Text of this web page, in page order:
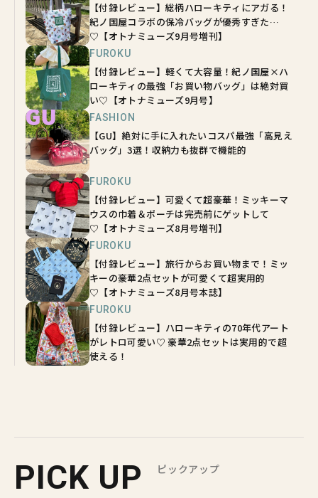
【付録レビュー】総柄ハローキティにアガる！
紀ノ国屋コラボの保冷バッグが優秀すぎた…
♡【オトナミューズ9月号増刊】
FUROKU
【付録レビュー】軽くて大容量！紀ノ国屋×ハ
ローキティの最強「お買い物バッグ」は絶対買
い♡【オトナミューズ9月号】
FASHION
【GU】絶対に手に入れたいコスパ最強「高見え
バッグ」3選！収納力も抜群で機能的
FUROKU
【付録レビュー】可愛くて超豪華！ミッキーマ
ウスの巾着＆ポーチは完売前にゲットして
♡【オトナミューズ8月号増刊】
FUROKU
【付録レビュー】旅行からお買い物まで！ミッ
キーの豪華2点セットが可愛くて超実用的
♡【オトナミューズ8月号本誌】
FUROKU
【付録レビュー】ハローキティの70年代アート
がレトロ可愛い♡ 豪華2点セットは実用的で超
使える！
PICK UP ピックアップ